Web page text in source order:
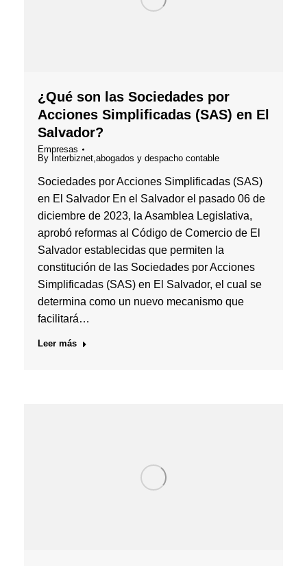
¿Qué son las Sociedades por
Acciones Simplificadas (SAS) en El
Salvador?
Empresas
By Interbiznet,abogados y despacho contable
Sociedades por Acciones Simplificadas (SAS)
en El Salvador En el Salvador el pasado 06 de
diciembre de 2023, la Asamblea Legislativa,
aprobó reformas al Código de Comercio de El
Salvador establecidas que permiten la
constitución de las Sociedades por Acciones
Simplificadas (SAS) en El Salvador, el cual se
determina como un nuevo mecanismo que
facilitará…
Leer más